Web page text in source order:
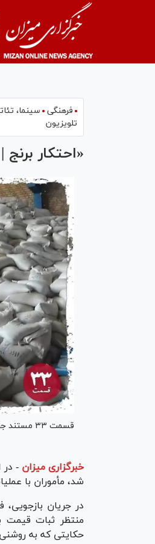
فرهنگی
سینما،‌
تلویزیون
«احتکار
قسمت ۳۳ مستند جنجالی شوک این بار به سراغ یکی از مهم‌ترین معضلات بازار رفته است: احتکار برنج.
خبرگزاری میزان -
شد، مأموران با
در جریان بازجویی،
منتظر ثبات قیمت
حکایتی که به